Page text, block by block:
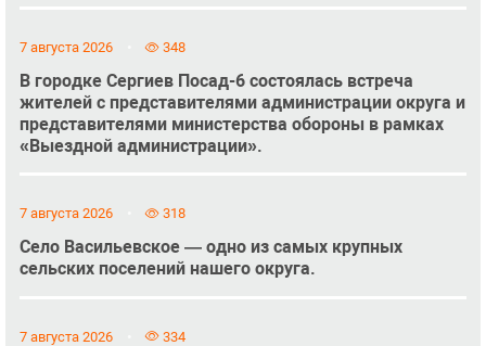
7 августа 2026 348
В городке Сергиев Посад-6 состоялась встреча
жителей с представителями администрации округа и
представителями министерства обороны в рамках
«Выездной администрации».
7 августа 2026 318
Село Васильевское — одно из самых крупных
сельских поселений нашего округа.
7 августа 2026 334